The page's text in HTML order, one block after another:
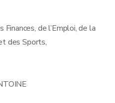
de l’Emploi, de la
des Sports,